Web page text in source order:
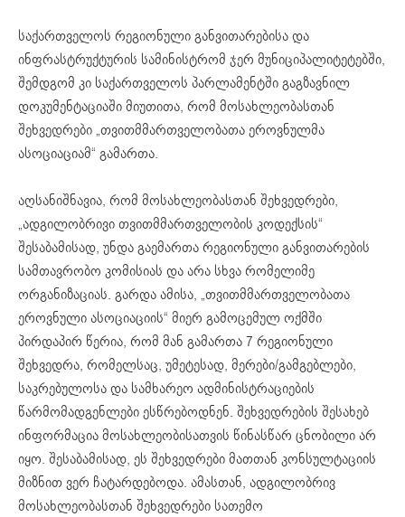
საქართველოს რეგიონული განვითარებისა და
ინფრასტრუქტურის სამინისტრომ ჯერ მუნიციპალიტეტებში,
შემდგომ კი საქართველოს პარლამენტში გაგზავნილ
დოკუმენტაციაში მიუთითა, რომ მოსახლეობასთან
შეხვედრები „თვითმმართველობათა ეროვნულმა
ასოციაციამ“ გამართა.
აღსანიშნავია, რომ მოსახლეობასთან შეხვედრები,
„ადგილობრივი თვითმმართველობის კოდექსის“
შესაბამისად, უნდა გაემართა რეგიონული განვითარების
სამთავრობო კომისიას და არა სხვა რომელიმე
ორგანიზაციას. გარდა ამისა, „თვითმმართველობათა
ეროვნული ასოციაციის“ მიერ გამოცემულ ოქმში
პირდაპირ წერია, რომ მან გამართა 7 რეგიონული
შეხვედრა, რომელსაც, უმეტესად, მერები/გამგებლები,
საკრებულოსა და სამხარეო ადმინისტრაციების
წარმომადგენლები ესწრებოდნენ. შეხვედრების შესახებ
ინფორმაცია მოსახლეობისათვის წინასწარ ცნობილი არ
იყო. შესაბამისად, ეს შეხვედრები მათთან კონსულტაციის
მიზნით ვერ ჩატარდებოდა. ამასთან, ადგილობრივ
მოსახლეობასთან შეხვედრები სათემო